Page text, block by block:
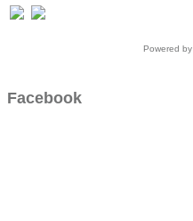
Powered by
Facebook